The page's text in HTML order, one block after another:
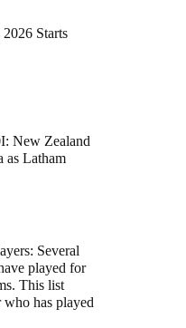
Starts
New Zealand
as Latham
Several
played for
This list
who has played